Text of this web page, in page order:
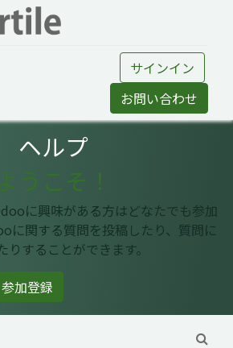
サインイン
お問い合わせ
ヘルプ
うこそ！
に興味がある方はどなたでも参加
に関する質問を投稿したり、質問に
りすることができます。
参加登録